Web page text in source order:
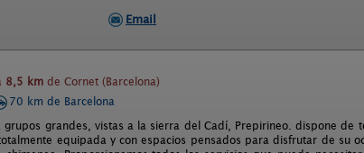
Email
8,5 km de Cornet (Barcelona)
70 km de Barcelona
grandes, vistas a la sierra del Cadí, Prepirineo. dispone de
equipada y con espacios pensados para disfrutar de su